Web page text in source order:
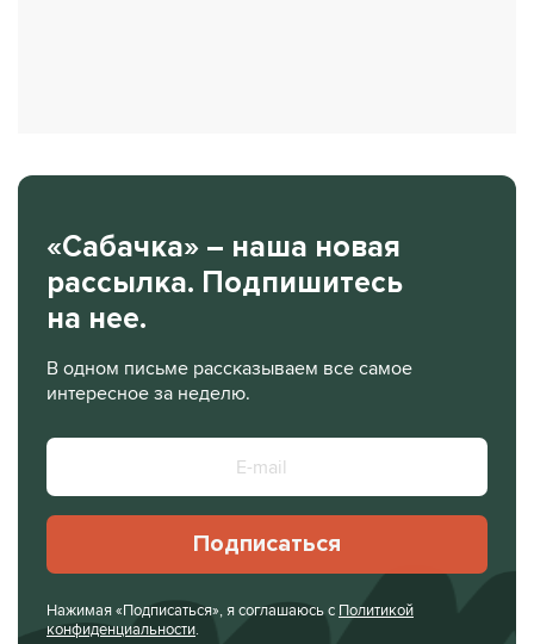
«Сабачка» – наша новая
рассылка. Подпишитесь
на нее.
В одном письме рассказываем все самое
интересное за неделю.
Подписаться
Нажимая «Подписаться», я соглашаюсь с Политикой
конфиденциальности.